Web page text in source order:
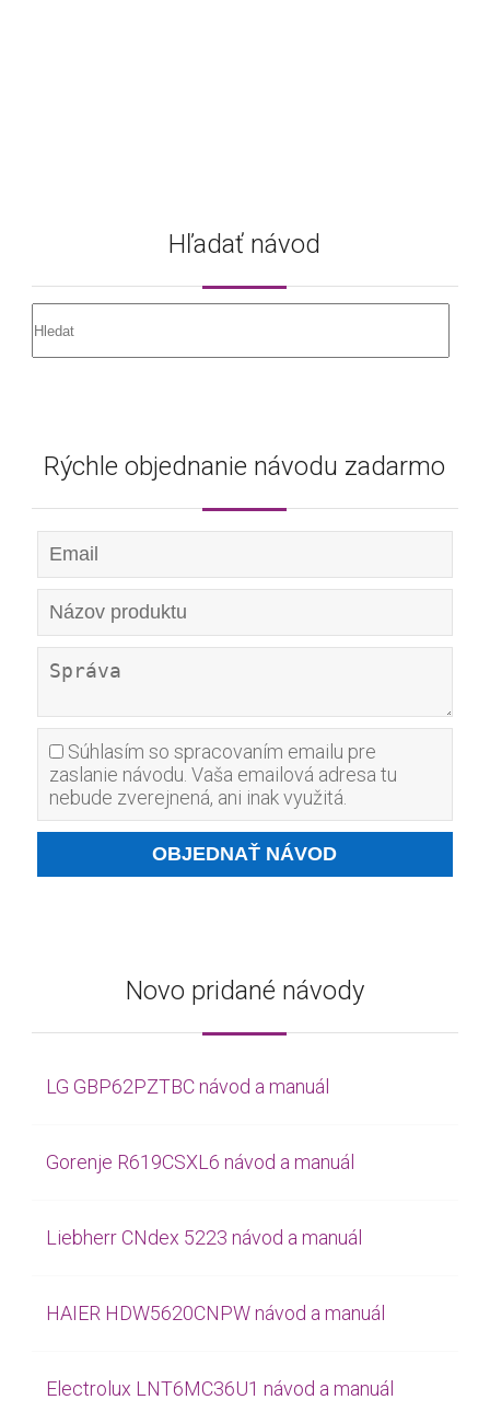
Hľadať návod
Rýchle objednanie návodu zadarmo
Súhlasím so spracovaním emailu pre
zaslanie návodu. Vaša emailová adresa tu
nebude zverejnená, ani inak využitá.
Novo pridané návody
LG GBP62PZTBC návod a manuál
Gorenje R619CSXL6 návod a manuál
Liebherr CNdex 5223 návod a manuál
HAIER HDW5620CNPW návod a manuál
Electrolux LNT6MC36U1 návod a manuál